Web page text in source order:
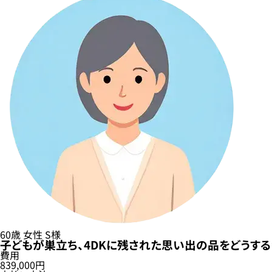
60歳女性 S様
子どもが巣立ち、4DKに残された思い出の品をどうす
費用
839,000円